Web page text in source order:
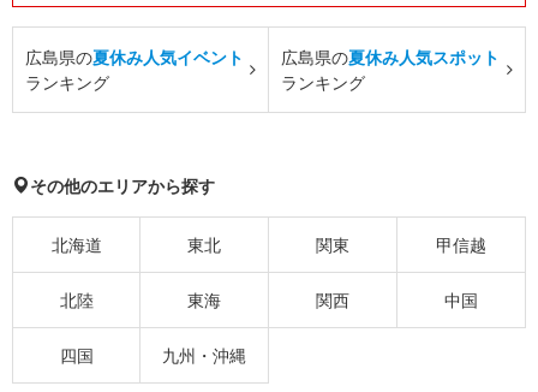
広島県の夏休み人気イベント
ランキング
広島県の夏休み人気スポット
ランキング
その他のエリアから探す
北海道 東北 関東 甲信越
北陸 東海 関西 中国
四国 九州・沖縄